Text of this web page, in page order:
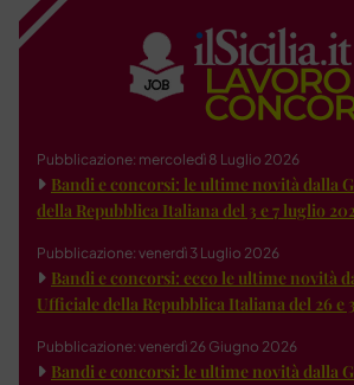
Pubblicazione: mercoledì 8 Luglio 2026
Bandi e concorsi: le ultime novità dalla
della Repubblica Italiana del 3 e 7 luglio
Pubblicazione: venerdì 3 Luglio 2026
Bandi e concorsi: ecco le ultime novità
Ufficiale della Repubblica Italiana del 26 e
Pubblicazione: venerdì 26 Giugno 2026
Bandi e concorsi: le ultime novità dalla